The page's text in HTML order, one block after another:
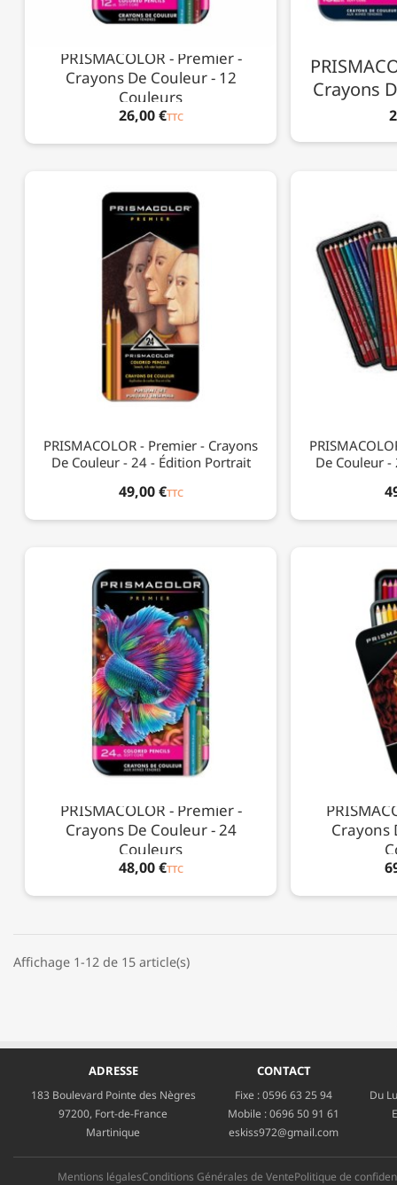
PRISMACOLOR - Premier -
Crayons De Couleur - 12
Couleurs
26,00 €TTC
Crayons
PRISMACOLOR - Premier - Crayons
De Couleur - 24 - Édition Portrait
49,00 €TTC
De Couleur
PRISMACOLOR - Premier -
Crayons De Couleur - 24
Couleurs
48,00 €TTC
Crayons
Affichage 1-12 de 15 article(s)
ADRESSE
183 Boulevard Pointe des Nègres
97200, Fort-de-France
Martinique
CONTACT
Fixe :0596 63 25 94
Mobile :0696 50 91 61
eskiss972@gmail.com
Du
Mentions légalesConditions Générales de VentePolitique de